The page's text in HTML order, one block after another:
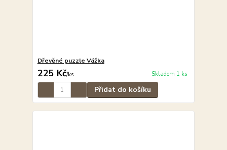
Dřevěné puzzle Vážka
225 Kč/ks Skladem 1 ks
Přidat do košíku